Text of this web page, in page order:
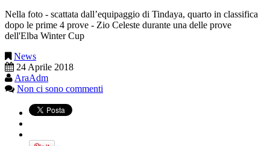
Nella foto - scattata dall’equipaggio di Tindaya, quarto in classifica
dopo le prime 4 prove - Zio Celeste durante una delle prove
dell'Elba Winter Cup
News
24 Aprile 2018
AraAdm
Non ci sono commenti